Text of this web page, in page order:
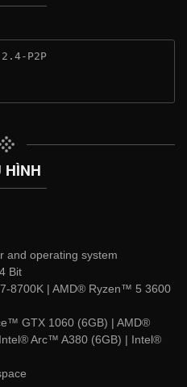
P2P
HÌNH
and operating system
Bit
8700K | AMD® Ryzen™ 5 3600
GTX 1060 (6GB) | AMD®
Arc™ A380 (6GB) | Intel®